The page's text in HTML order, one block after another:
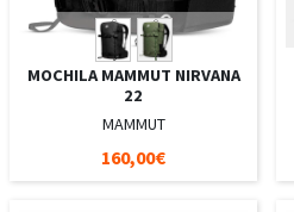
MOCHILA MAMMUT NIRVANA
22
MAMMUT
160,00€